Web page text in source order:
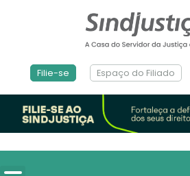
Filie-se Espaço do Filiado